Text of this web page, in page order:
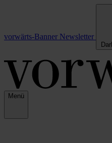
vorwärts-Banner Newsletter
Menü